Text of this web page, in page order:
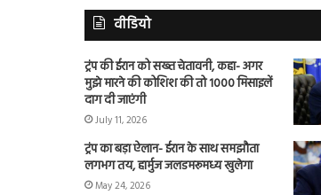
वीडियो
ट्रंप की ईरान को सख्त चेतावनी, कहा- अगर
मुझे मारने की कोशिश की तो 1000 मिसाइलें
दाग दी जाएंगी
July 11, 2026
ट्रंप का बड़ा ऐलान- ईरान के साथ समझौता
लगभग तय, हार्मुज जलडमरूमध्य खुलेगा
May 24, 2026